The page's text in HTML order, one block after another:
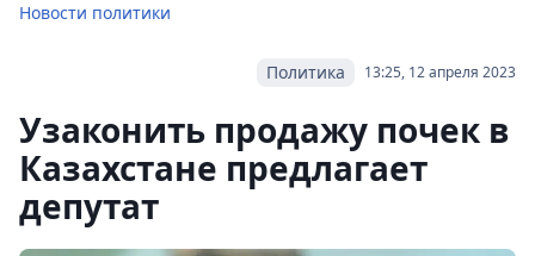
Новости политики
13:25, 12 апреля 2023
Политика
Узаконить продажу почек в
Казахстане предлагает
депутат